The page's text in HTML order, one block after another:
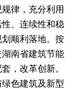
律，充分利用
、连续性和稳
顺利落地。按
南省建筑节能
，改革创新。
色建筑及新型